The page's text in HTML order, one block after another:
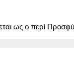
ως ο περί